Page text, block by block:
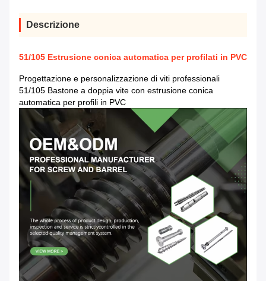
Descrizione
51/105 Estrusione conica automatica per profilati in PVC
Progettazione e personalizzazione di viti professionali
51/105 Bastone a doppia vite con estrusione conica
automatica per profili in PVC